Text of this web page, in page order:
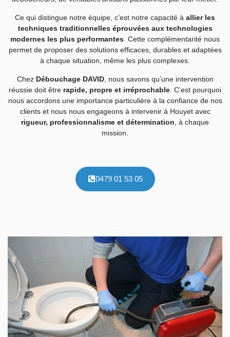
Ce qui distingue notre équipe, c’est notre capacité à allier les
techniques traditionnelles éprouvées aux technologies
modernes les plus performantes . Cette complémentarité nous
permet de proposer des solutions efficaces, durables et adaptées
à chaque situation, même les plus complexes.
Chez Débouchage DAVID, nous savons qu’une intervention
réussie doit être rapide, propre et irréprochable . C’est pourquoi
nous accordons une importance particulière à la confiance de nos
clients et nous nous engageons à intervenir à Houyet avec
rigueur, professionnalisme et détermination , à chaque
mission.
0479 01 53 05